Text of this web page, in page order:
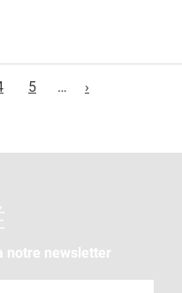
5 … ›
notre newsletter